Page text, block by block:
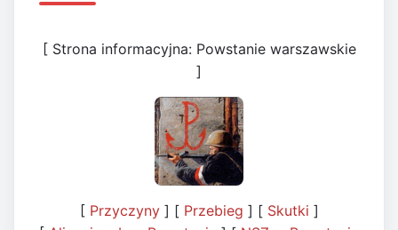
[ Strona informacyjna: Powstanie warszawskie
]
[ Przyczyny] [ Przebieg ] [ Skutki ]